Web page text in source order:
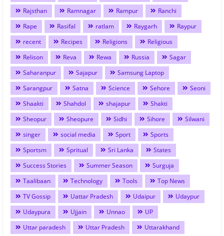
Rajsthan
Ramnagar Rampur
Ranchi
Rape
Rasifal ratlam Raygarh
Raypur
recent
Recipes Religions
Religious
Relison
Reva Rewa Russia
Sagar
Saharanpur
Sajapur
Samsung Laptop
Sarangpur
Satna Science Sehore
Seoni
Shaakti
Shahdol shajapur
Shakti
Sheopur
Sheopure Sidhi Sihore
Silwani
singer
social media Sport
Sports
Sportsm
Spritual Sri Lanka
States
Success Stories
Summer Season
Surguja
Taalibaan
Technology Tools
Top News
TV Gossip
Uattar Pradesh Udaipur
Udaypur
Udaypura
Ujjain Unnao
UP
Uttar paradesh
Uttar Pradesh
Uttarakhand